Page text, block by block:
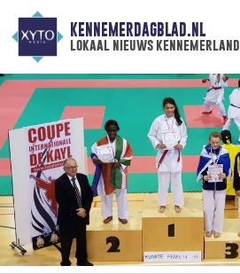
KENNEMERDAGBLAD.NL
lokaal nieuws kennemerland